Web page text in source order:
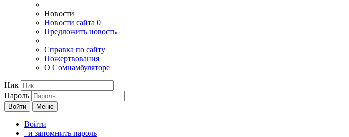
Новости
Новости сайта 0
Предложить новость
Справка по сайту
Пожертвования
О Сомнамбуляторе
Ник
Пароль
Войти Меню
Войти
и запомнить пароль